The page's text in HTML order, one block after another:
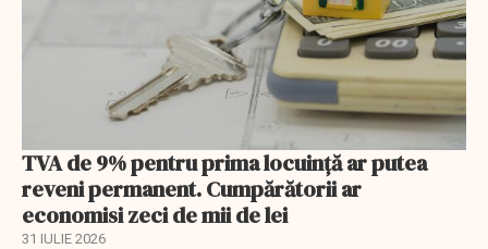
TVA de 9% pentru prima locuință ar putea
reveni permanent. Cumpărătorii ar
economisi zeci de mii de lei
31 IULIE 2026